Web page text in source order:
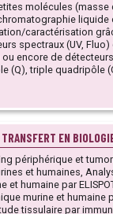
molécules (masse
liquide
caractérisation
spectraux (UV,
ou encore de
(Q), triple quadripôle
La plateforme prend en
d’analyses LCMS²
pré-analytiques
et analytiques (ciblées
des
de rapports de
technologique…).
EN
périphérique et
Analyse de la réponse T
par ELISPOT, Analyse
murine et humaine